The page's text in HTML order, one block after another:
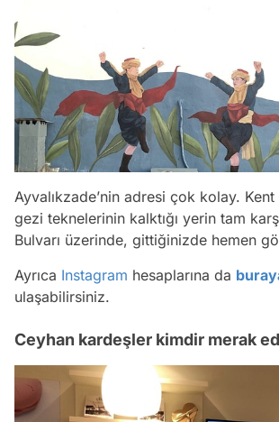
Ayvalıkzade’nin adresi çok kolay. Kent
gezi teknelerinin kalktığı yerin tam
Bulvarı üzerinde, gittiğinizde hemen
Ayrıca Instagram hesaplarına da
ulaşabilirsiniz.
Ceyhan kardeşler kimdir merak